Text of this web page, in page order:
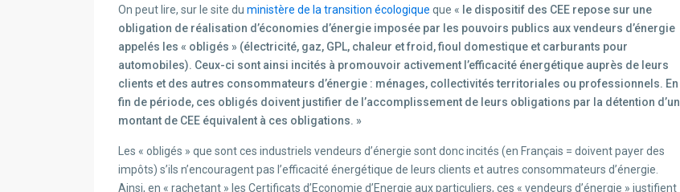
On peut lire, sur le site du ministère de la transition écologique que « le dispositif des CEE repose sur une
obligation de réalisation d’économies d’énergie imposée par les pouvoirs publics aux vendeurs d’énergie
appelés les « obligés » (électricité, gaz, GPL, chaleur et froid, fioul domestique et carburants pour
automobiles). Ceux-ci sont ainsi incités à promouvoir activement l’efficacité énergétique auprès de leurs
clients et des autres consommateurs d’énergie : ménages, collectivités territoriales ou professionnels. En
fin de période, ces obligés doivent justifier de l’accomplissement de leurs obligations par la détention d’un
montant de CEE équivalent à ces obligations. »
Les « obligés » que sont ces industriels vendeurs d’énergie sont donc incités (en Français = doivent payer des
impôts) s’ils n’encouragent pas l’efficacité énergétique de leurs clients et autres consommateurs d’énergie.
Ainsi, en « rachetant » les Certificats d’Economie d’Energie aux particuliers, ces « vendeurs d’énergie » justifient